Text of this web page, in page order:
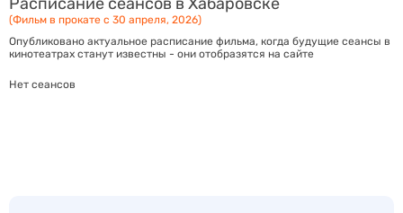
(Фильм в прокате с 30 апреля, 2026)
Опубликовано актуальное расписание фильма, когда будущие сеансы в
кинотеатрах станут известны - они отобразятся на сайте
Нет сеансов